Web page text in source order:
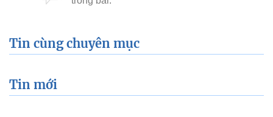
Tin cùng chuyên mục
Tin mới